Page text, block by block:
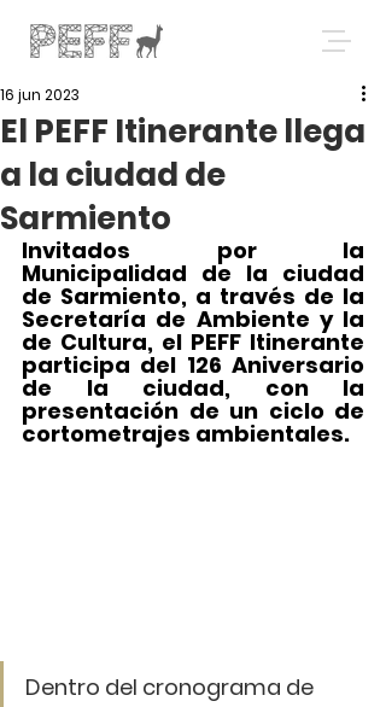
El PEFF Itinerante llega
a la ciudad de
Sarmiento
16 jun 2023
Invitados por la
Municipalidad de la ciudad
de Sarmiento, a través de la
Secretaría de Ambiente y la
de Cultura, el PEFF Itinerante
participa del 126 Aniversario
de la ciudad, con la
presentación de un ciclo de
cortometrajes ambientales.
Dentro del cronograma de